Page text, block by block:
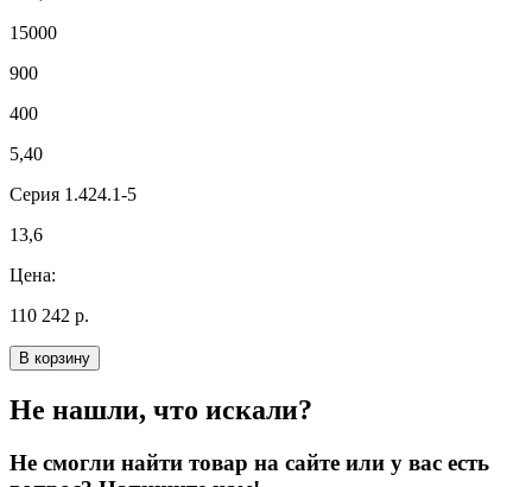
15000
900
400
5,40
Серия 1.424.1-5
13,6
Цена:
110 242 р.
В корзину
Не нашли, что искали?
Не смогли найти товар на сайте или у вас есть